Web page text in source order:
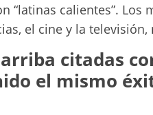
“latinas calientes”. Los
el cine y la televisión,
citadas
el mismo